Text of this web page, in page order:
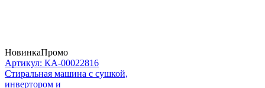
НовинкаПромо
Артикул: КА-00022816
Стиральная машина c сушкой,
инвертором и